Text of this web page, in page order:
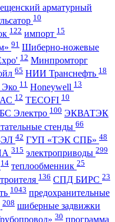
арматурный
10
122 импорт 15
91 Шиберно-ножевые
12 Минпромторг
65 НИИ Транснефть 18
Эко 11 Honeywell 13
12 TECOFI 10
Электро 100 ЭКВАТЭК
стенды 66
42 ГУП «ТЭК СПБ» 48
315 электроприводы 299
14 теплообменник 25
136 СПД БИРС 23
1043 предохранительные
208 шиберные задвижки
30 программа